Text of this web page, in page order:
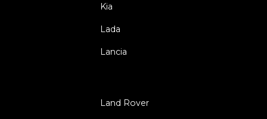
Kia
Lada
Lancia
Land Rover